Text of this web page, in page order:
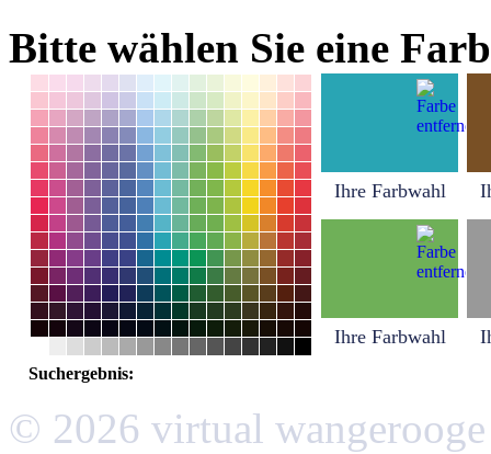
Bitte wählen Sie eine
Ihre Farbwahl
Ihre Farbwahl
Suchergebnis:
© 2026 virtual wangerooge